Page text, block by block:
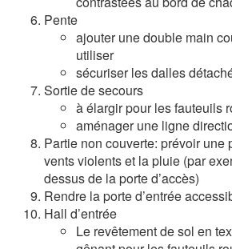
Pente
ajouter une double main
utiliser
sécuriser les dalles
Sortie de secours
à élargir pour les fauteuils
aménager une ligne
Partie non couverte: prévoir une
vents violents et la pluie (par
dessus de la porte d’accès)
Rendre la porte d’entrée
Hall d’entrée
Le revêtement de sol en